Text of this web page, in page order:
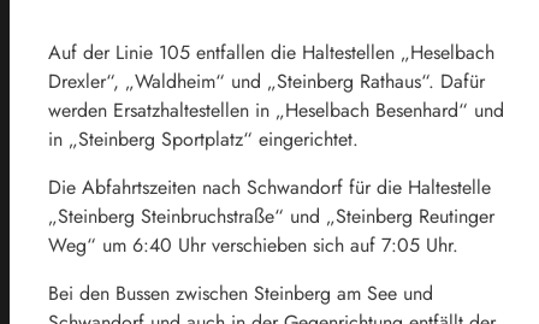
Auf der Linie 105 entfallen die Haltestellen „Heselbach
Drexler“, „Waldheim“ und „Steinberg Rathaus“. Dafür
werden Ersatzhaltestellen in „Heselbach Besenhard“ und
in „Steinberg Sportplatz“ eingerichtet.
Die Abfahrtszeiten nach Schwandorf für die Haltestelle
„Steinberg Steinbruchstraße“ und „Steinberg Reutinger
Weg“ um 6:40 Uhr verschieben sich auf 7:05 Uhr.
Bei den Bussen zwischen Steinberg am See und